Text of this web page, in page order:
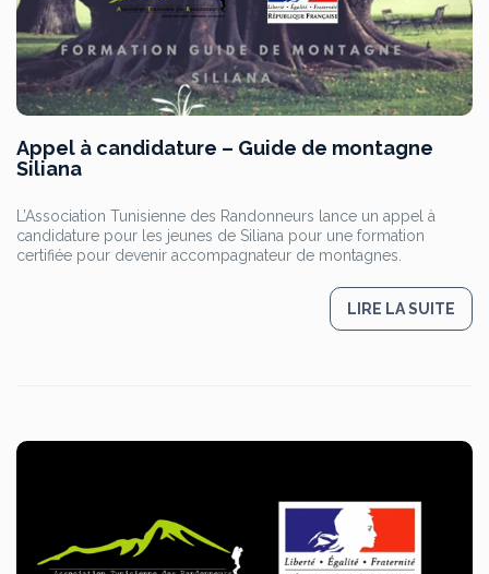
Appel à candidature – Guide de montagne
Siliana
L’Association Tunisienne des Randonneurs lance un appel à
candidature pour les jeunes de Siliana pour une formation
certifiée pour devenir accompagnateur de montagnes.
LIRE LA SUITE